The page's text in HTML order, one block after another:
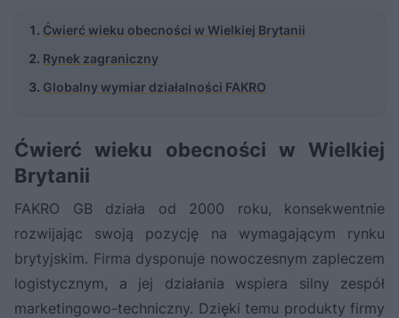
Ćwierć wieku obecności w Wielkiej Brytanii
Rynek zagraniczny
Globalny wymiar działalności FAKRO
Ćwierć wieku obecności w Wielkiej
Brytanii
FAKRO GB działa od 2000 roku, konsekwentnie
rozwijając swoją pozycję na wymagającym rynku
brytyjskim. Firma dysponuje nowoczesnym zapleczem
logistycznym, a jej działania wspiera silny zespół
marketingowo-techniczny. Dzięki temu produkty firmy